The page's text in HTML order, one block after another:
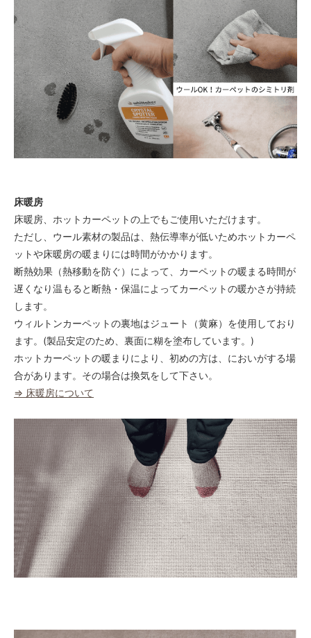
床暖房
床暖房、ホットカーペットの上でもご使用いただけます。
ただし、ウール素材の製品は、熱伝導率が低いためホットカーペ
ットや床暖房の暖まりには時間がかかります。
断熱効果（熱移動を防ぐ）によって、カーペットの暖まる時間が
遅くなり温もると断熱・保温によってカーペットの暖かさが持続
します。
ウィルトンカーペットの裏地はジュート（黄麻）を使用しており
ます。(製品安定のため、裏面に糊を塗布しています。)
ホットカーペットの暖まりにより、初めの方は、においがする場
合があります。その場合は換気をして下さい。
⇒ 床暖房について